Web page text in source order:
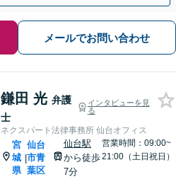
メールでお問い合わせ
鎌田 光 弁護
士
インタビューを見
る
ネクスパート法律事務所 仙台オフィス
宮
城
県
|
仙台
市青
葉区
仙台駅
から徒歩
7分
営業時間：09:00~
21:00（土日祝日）